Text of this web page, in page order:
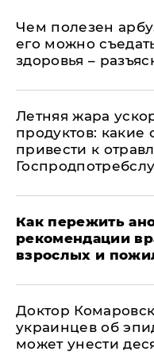
Чем полезен
его можно
здоровья –
Летняя жара
продуктов: какие
привести к
Как пережить
рекомендации
взрослых и
Доктор
украинцев об
может унести